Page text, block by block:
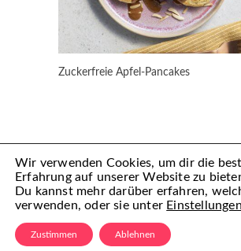
Zuckerfreie Apfel-Pancakes
(C) Mamiful 2022 – All Rechte vorbehalten
Wir verwenden Cookies, um dir die
Erfahrung auf unserer Website zu
Du kannst mehr darüber erfahren,
verwenden, oder sie unter Einstellungen
Zustimmen Ablehnen